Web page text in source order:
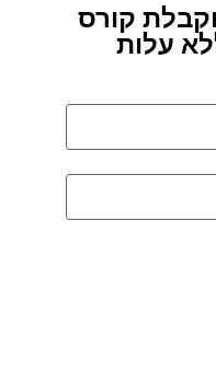
קורס
עלות